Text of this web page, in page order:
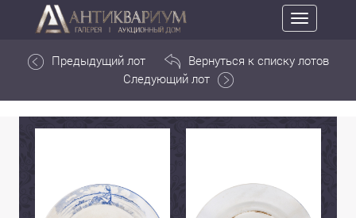
Toggle
navigation
Предыдущий лот
Вернуться к списку лотов
Следующий лот